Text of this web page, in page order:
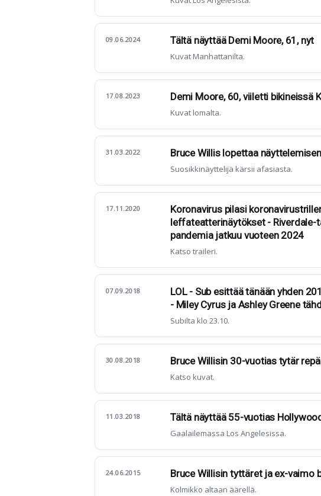
09.06.2024 Tältä näyttää Demi Moore, 61, nyt
Kuvat Manhattanilta.
17.08.2023 Demi Moore, 60, viiletti bikineissä
Kuvat lomalta.
31.03.2022 Bruce Willis lopettaa
Suosikkinäyttelijä kärsii afasiasta.
17.11.2020
Koronavirus pilasi
leffateatterinäytökset - Riverdale-
pandemia jatkuu vuoteen 2024
Katso traileri.
07.09.2018
LOL - Sub esittää tänään yhden
- Miley Cyrus ja Ashley Greene
Subilta klo 23.10.
30.08.2018 Bruce Willisin 30-vuotias tytär
Katso kuvat.
11.03.2018 Tältä näyttää 55-vuotias
Gaalailemassa Los Angelesissa.
24.06.2015 Bruce Willisin tyttäret ja ex-vaimo
Kolmikko altaan äärellä.